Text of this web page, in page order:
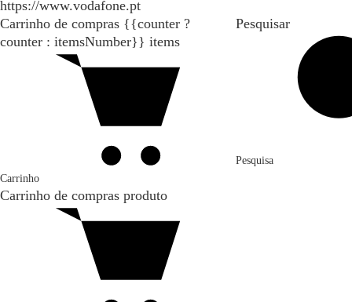
https://www.vodafone.pt
Carrinho de compras {{counter ?
counter : itemsNumber}} items
Carrinho
Carrinho de compras produto
Pesquisar
Pesquisa